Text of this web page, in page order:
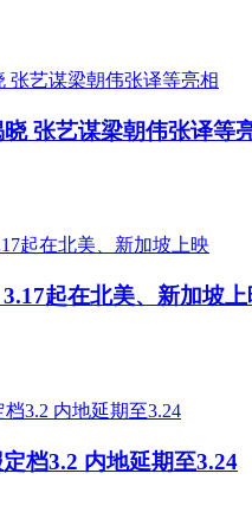
张艺谋梁朝伟张译等
起在北美、新加坡上
档3.2 内地延期至3.24